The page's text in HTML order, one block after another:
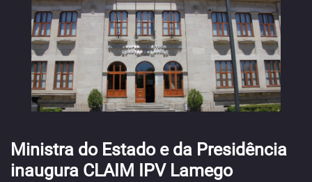
Ministra do Estado e da Presidência
inaugura CLAIM IPV Lamego